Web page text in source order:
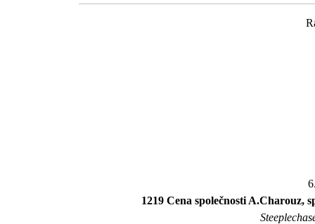
1219 Cena společnosti A.Charouz,